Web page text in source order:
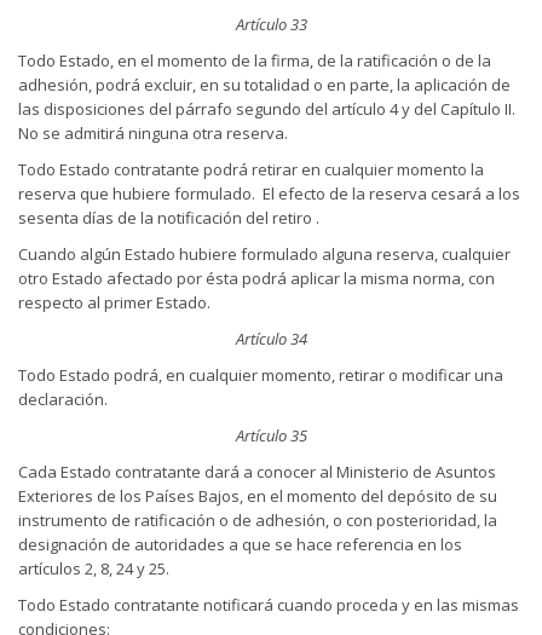
Artículo 33
Todo Estado, en el momento de la firma, de la ratificación o de la
adhesión, podrá excluir, en su totalidad o en parte, la aplicación de
las disposiciones del párrafo segundo del artículo 4 y del Capítulo II.
No se admitirá ninguna otra reserva.
Todo Estado contratante podrá retirar en cualquier momento la
reserva que hubiere formulado. El efecto de la reserva cesará a los
sesenta días de la notificación del retiro .
Cuando algún Estado hubiere formulado alguna reserva, cualquier
otro Estado afectado por ésta podrá aplicar la misma norma, con
respecto al primer Estado.
Artículo 34
Todo Estado podrá, en cualquier momento, retirar o modificar una
declaración.
Artículo 35
Cada Estado contratante dará a conocer al Ministerio de Asuntos
Exteriores de los Países Bajos, en el momento del depósito de su
instrumento de ratificación o de adhesión, o con posterioridad, la
designación de autoridades a que se hace referencia en los
artículos 2, 8, 24 y 25.
Todo Estado contratante notificará cuando proceda y en las mismas
condiciones: